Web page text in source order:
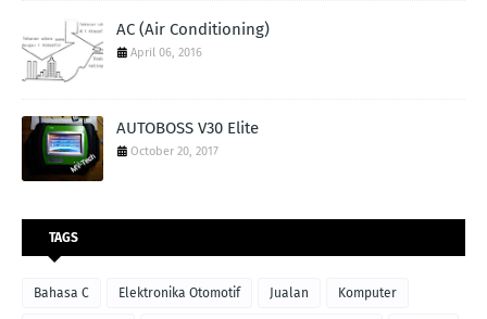
AC (Air Conditioning)
April 06, 2016
AUTOBOSS V30 Elite
October 20, 2017
TAGS
Bahasa C Elektronika Otomotif Jualan Komputer